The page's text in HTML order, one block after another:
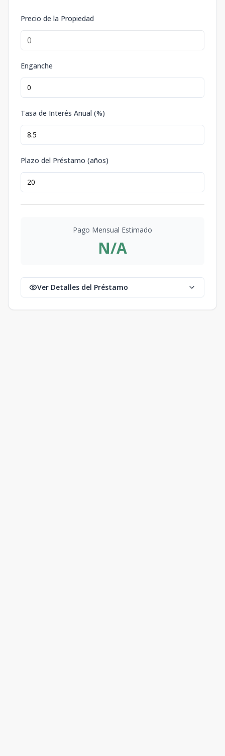
Precio de la Propiedad
Enganche
Tasa de Interés Anual (%)
Plazo del Préstamo (años)
Pago Mensual Estimado
N/A
Ver Detalles del Préstamo